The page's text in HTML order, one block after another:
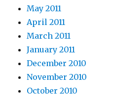
May 2011
April 2011
March 2011
January 2011
December 2010
November 2010
October 2010